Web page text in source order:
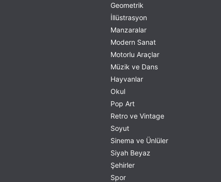
Geometrik
İllüstrasyon
Manzaralar
Modern Sanat
Motorlu Araçlar
Müzik ve Dans
Hayvanlar
Okul
Pop Art
Retro ve Vintage
Soyut
Sinema ve Ünlüler
Siyah Beyaz
Şehirler
Spor